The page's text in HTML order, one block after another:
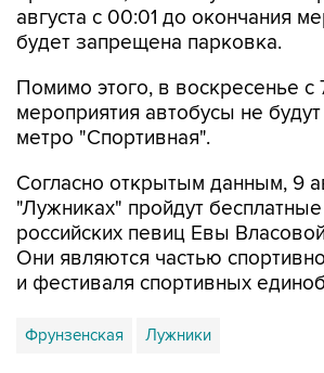
августа с 00:01 до окончания
будет запрещена парковка.
Помимо этого, в воскресенье с
мероприятия автобусы не
метро "Спортивная".
Согласно открытым данным, 9
"Лужниках" пройдут
российских певиц Евы
Они являются частью
и фестиваля спортивных
Фрунзенская Лужники